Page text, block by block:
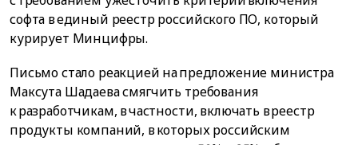
софта в единый реестр российского ПО, который
курирует Минцифры.
Письмо стало реакцией на предложение министра
Максута Шадаева смягчить требования
к разработчикам, в частности, включать в реестр
продукты компаний, в которых российским